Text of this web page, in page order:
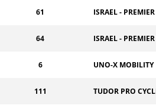
61 ISRAEL -
64 ISRAEL -
6 UNO-X MOBILITY
111 TUDOR PRO